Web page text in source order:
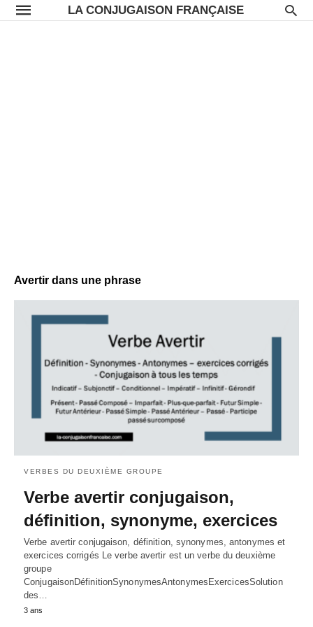
LA CONJUGAISON FRANÇAISE
Avertir dans une phrase
VERBES DU DEUXIÈME GROUPE
Verbe avertir conjugaison,
définition, synonyme, exercices
Verbe avertir conjugaison, définition, synonymes, antonymes et
exercices corrigés Le verbe avertir est un verbe du deuxième
groupe
ConjugaisonDéfinitionSynonymesAntonymesExercicesSolution
des…
3 ans